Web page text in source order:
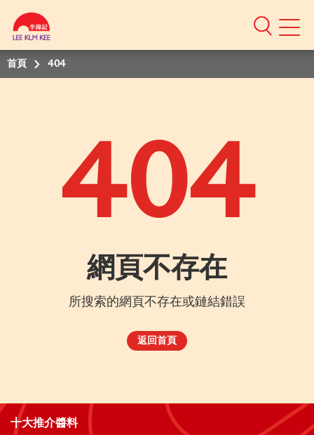
Mobile
首頁 404
404
網頁不存在
所搜索的網頁不存在或鏈結錯誤
返回首頁
十大推介醬料